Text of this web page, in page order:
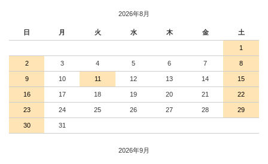
2026年8月
日 月 火 水 木 金 土
1
2 3 4 5 6 7 8
9 10 11 12 13 14 15
16 17 18 19 20 21 22
23 24 25 26 27 28 29
30 31
2026年9月